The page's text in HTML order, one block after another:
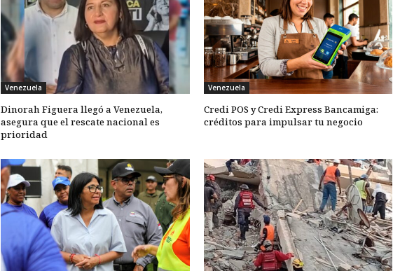
Venezuela
Dinorah Figuera llegó a Venezuela,
asegura que el rescate nacional es
prioridad
Venezuela
Credi POS y Credi Express Bancamiga:
créditos para impulsar tu negocio